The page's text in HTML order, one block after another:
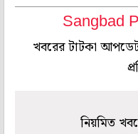
Sangbad
খবরের টাটকা
নিয়মিত